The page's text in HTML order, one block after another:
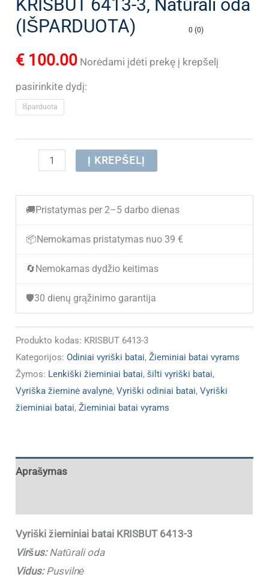
KRISBUT 6413-3, Natūrali oda
(IŠPARDUOTA)
0 (0)
€ 100.00 Norėdami įdėti prekę į krepšelį
pasirinkite dydį:
Išparduota
produkto
Vyriški
žieminiai
batai
6413-
oda
(IŠPARDUOTA)
Į KREPŠELĮ
🚚 Pristatymas per 2–5 darbo dienas
📦 Nemokamas pristatymas nuo 39 €
🔄 Nemokamas dydžio keitimas
🛡️30 dienų grąžinimo garantija
Produkto kodas: KRISBUT 6413-3
Kategorijos:Odiniai vyriški batai,Žieminiai batai vyrams
Žymos: Lenkiški žieminiai batai,šilti vyriški batai,
Vyriška žieminė avalynė,Vyriški odiniai batai,Vyriški
žieminiai batai,Žieminiai batai vyrams
Aprašymas
Vyriški žieminiai batai KRISBUT 6413-3
Viršus:Natūrali oda
Vidus:Pusvilnė